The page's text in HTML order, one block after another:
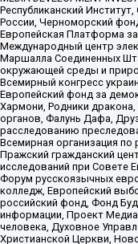
Республиканский
России, Черноморский
Европейская Платформа
Международный центр
Маршалла Соединенных
окружающей среды и
Всемирный конгресс
Европейский фонд за
Хармони, Родники дракона,
органов, Фалунь Дафа,
расследованию
Всемирная организация по
Пражский гражданский
исследований при Совете
Форум русскоязычных
колледж, Европейский
российский фонд, Фонд
информации, Проект
человека, Духовное
Христианской Церкви,